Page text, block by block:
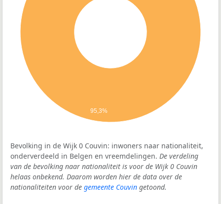
95,3%
Bevolking in de Wijk 0 Couvin: inwoners naar nationaliteit,
onderverdeeld in Belgen en vreemdelingen. De verdeling
van de bevolking naar nationaliteit is voor de Wijk 0 Couvin
helaas onbekend. Daarom worden hier de data over de
nationaliteiten voor de gemeente Couvin getoond.